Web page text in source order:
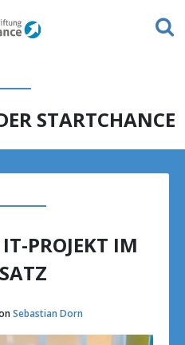
STARTCHANCE
PROJEKT IM
Sebastian Dorn